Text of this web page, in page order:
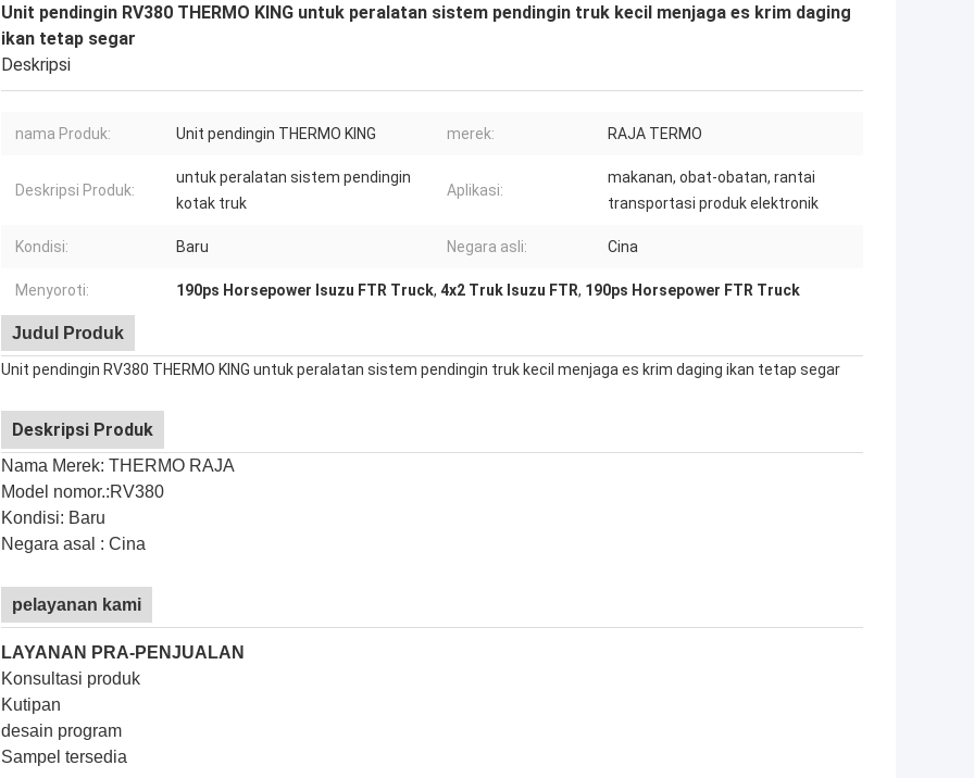
Unit pendingin RV380 THERMO KING untuk peralatan sistem pendingin truk kecil menjaga es krim daging
ikan tetap segar
Deskripsi
nama Produk: Unit pendingin THERMO KING merek: RAJA TERMO
Deskripsi Produk:
untuk peralatan sistem pendingin
kotak truk
Aplikasi:
makanan, obat-obatan, rantai
transportasi produk elektronik
Kondisi: Baru Negara asli: Cina
Menyoroti: 190ps Horsepower Isuzu FTR Truck, 4x2 Truk Isuzu FTR, 190ps Horsepower FTR Truck
Judul Produk
Unit pendingin RV380 THERMO KING untuk peralatan sistem pendingin truk kecil menjaga es krim daging ikan tetap segar
Deskripsi Produk
Nama Merek: THERMO RAJA
Model nomor.:RV380
Kondisi: Baru
Negara asal : Cina
pelayanan kami
LAYANAN PRA-PENJUALAN
Konsultasi produk
Kutipan
desain program
Sampel tersedia